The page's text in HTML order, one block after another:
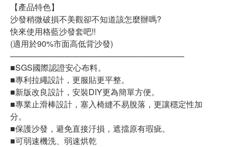
【產品特色】
沙發稍微破損不美觀卻不知道該怎麼辦嗎?
快來使用格藍沙發套吧!!
(適用於90%市面高低背沙發)
––––––––––––––––––––––––––––––––––––––
■SGS國際認證安心布料。
■專利拉繩設計，更服貼更平整。
■新版改良設計，安裝DIY更為簡單方便。
■專業止滑棒設計，塞入椅縫不易脫落，更讓穩定性加
分。
■保護沙發，避免直接汙損，遮擋原有瑕疵。
■可弱速機洗、弱速烘乾